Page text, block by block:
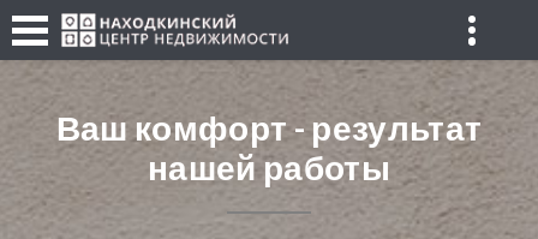
Ваш комфорт - результат
нашей работы